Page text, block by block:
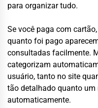
para organizar tudo.
Se você paga com
quanto foi pago
consultadas facilmente.
categorizam
usuário, tanto no site
tão detalhado quanto
automaticamente.